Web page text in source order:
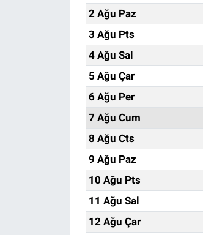
2 Ağu Paz
3 Ağu Pts
4 Ağu Sal
5 Ağu Çar
6 Ağu Per
7 Ağu Cum
8 Ağu Cts
9 Ağu Paz
10 Ağu Pts
11 Ağu Sal
12 Ağu Çar